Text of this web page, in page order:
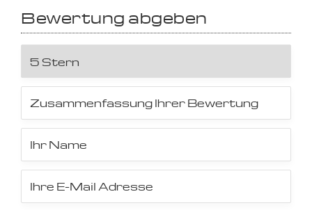
Bewertung abgeben